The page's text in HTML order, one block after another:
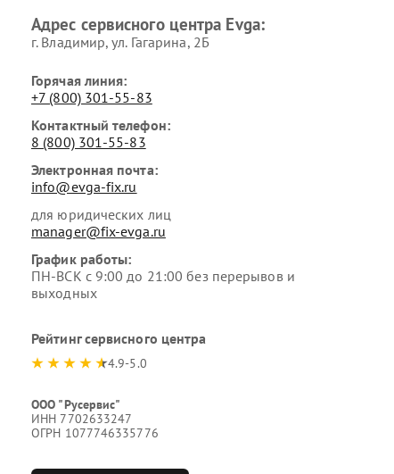
Адрес сервисного центра Evga:
г. Владимир, ул. Гагарина, 2Б
Горячая линия:
+7 (800) 301-55-83
Контактный телефон:
8 (800) 301-55-83
Электронная почта:
info@evga-fix.ru
для юридических лиц
manager@fix-evga.ru
График работы:
ПН-ВСК с 9:00 до 21:00 без перерывов и
выходных
Рейтинг сервисного центра
4.9-5.0
ООО "Русервис"
ИНН 7702633247
ОГРН 1077746335776